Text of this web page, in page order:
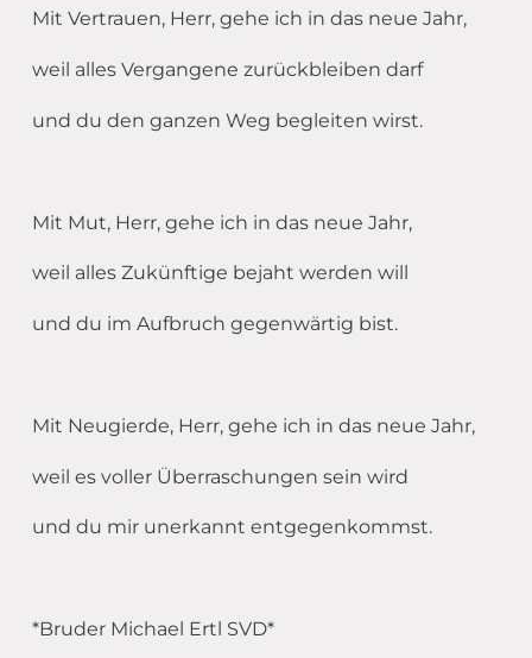
Mit Vertrauen, Herr, gehe ich in das neue Jahr,
weil alles Vergangene zurückbleiben darf
und du den ganzen Weg begleiten wirst.
Mit Mut, Herr, gehe ich in das neue Jahr,
weil alles Zukünftige bejaht werden will
und du im Aufbruch gegenwärtig bist.
Mit Neugierde, Herr, gehe ich in das neue Jahr,
weil es voller Überraschungen sein wird
und du mir unerkannt entgegenkommst.
*Bruder Michael Ertl SVD*